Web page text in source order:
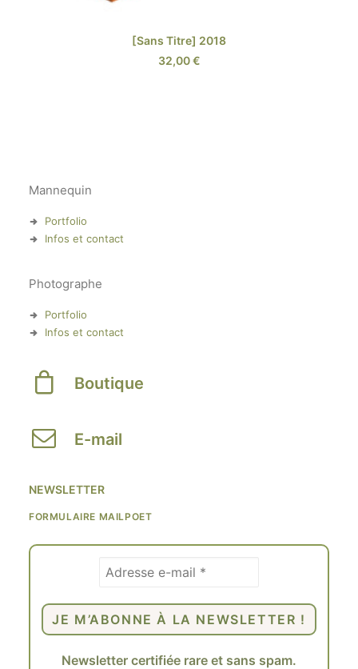
LIRE LA SUITE
[Sans Titre] 2018
32,00€
Mannequin
Portfolio
Infos et contact
Photographe
Portfolio
Infos et contact
Boutique
E-mail
NEWSLETTER
FORMULAIRE MAILPOET
Newsletter certifiée rare et sans spam.